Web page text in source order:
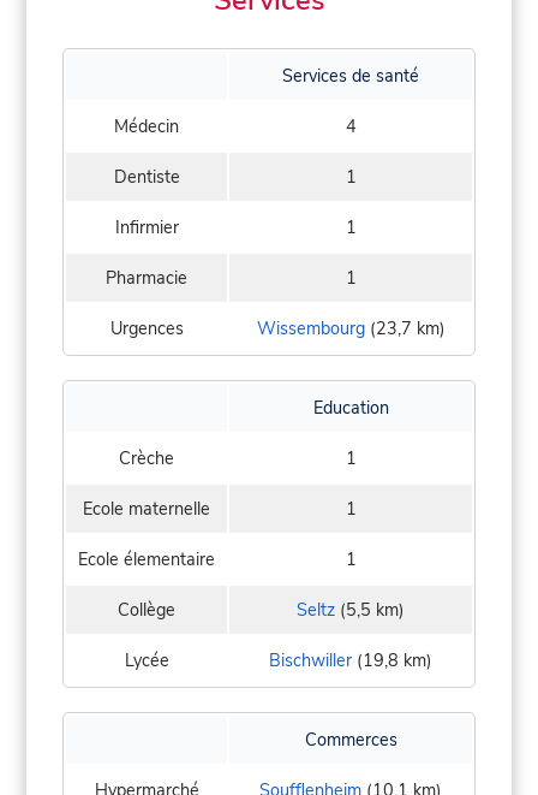
Services de santé
Médecin 4
Dentiste 1
Infirmier 1
Pharmacie 1
Urgences Wissembourg(23,7 km)
Education
Crèche 1
Ecole maternelle 1
Ecole élementaire 1
Collège Seltz (5,5 km)
Lycée Bischwiller (19,8 km)
Commerces